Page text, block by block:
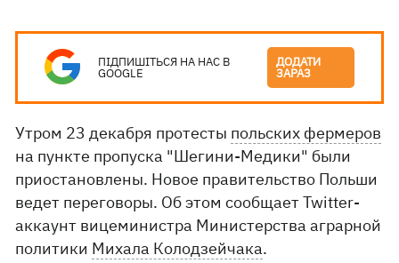
ПІДПИШІТЬСЯ НА НАС В
GOOGLE
ДОДАТИ
ЗАРАЗ
Утром 23 декабря протесты польских фермеров
на пункте пропуска "Шегини-Медики" были
приостановлены. Новое правительство Польши
ведет переговоры. Об этом сообщает Twitter-
аккаунт вицеминистра Министерства аграрной
политики Михала Колодзейчака.